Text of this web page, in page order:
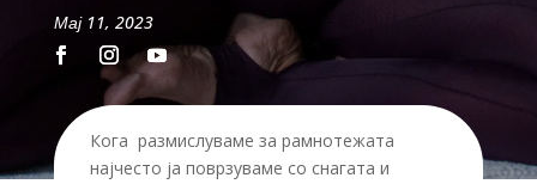
Мај 11, 2023
Кога размислуваме за рамнотежата
најчесто ја поврзуваме со снагата и